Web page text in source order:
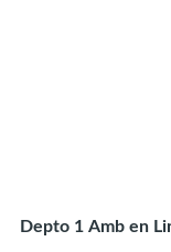
Depto 1 Amb en